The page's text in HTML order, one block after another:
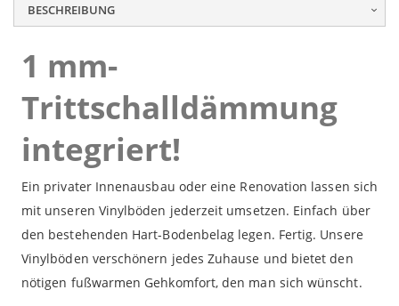
BESCHREIBUNG
1 mm-
Trittschalldämmung
integriert!
Ein privater Innenausbau oder eine Renovation lassen sich
mit unseren Vinylböden jederzeit umsetzen. Einfach über
den bestehenden Hart-Bodenbelag legen. Fertig. Unsere
Vinylböden verschönern jedes Zuhause und bietet den
nötigen fußwarmen Gehkomfort, den man sich wünscht.